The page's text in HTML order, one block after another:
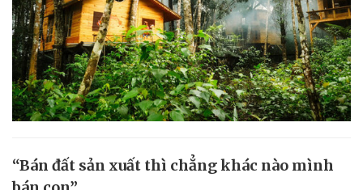
“Bán đất sản xuất thì chẳng khác nào mình